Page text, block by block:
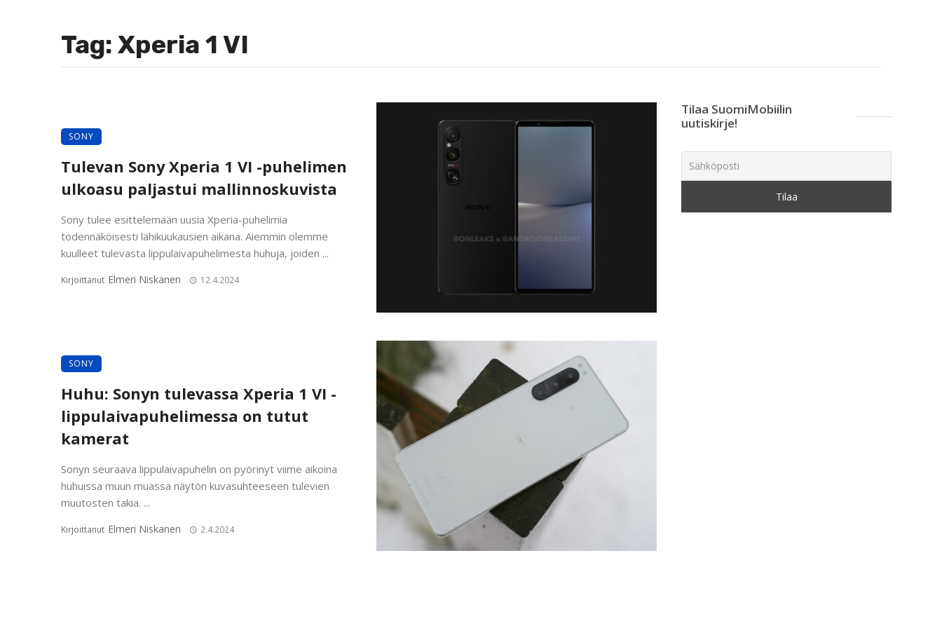
Tag: Xperia 1 VI
SONY
Tulevan Sony Xperia 1 VI -puhelimen
ulkoasu paljastui mallinnoskuvista
Sony tulee esittelemään uusia Xperia-puhelimia
todennäköisesti lähikuukausien aikana. Aiemmin olemme
kuulleet tulevasta lippulaivapuhelimesta huhuja, joiden ...
Kirjoittanut Elmeri Niskanen 12.4.2024
SONY
Huhu: Sonyn tulevassa Xperia 1 VI -
lippulaivapuhelimessa on tutut
kamerat
Sonyn seuraava lippulaivapuhelin on pyörinyt viime aikoina
huhuissa muun muassa näytön kuvasuhteeseen tulevien
muutosten takia. ...
Kirjoittanut Elmeri Niskanen 2.4.2024
Tilaa SuomiMobiilin
uutiskirje!